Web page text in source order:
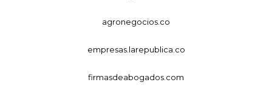
agronegocios.co
empresas.larepublica.co
firmasdeabogados.com